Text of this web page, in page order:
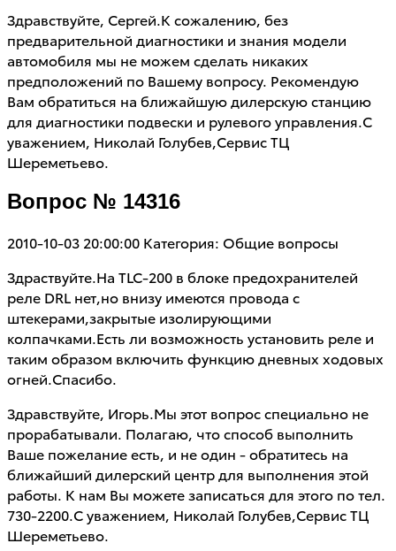
Здравствуйте, Сергей.К сожалению, без
предварительной диагностики и знания модели
автомобиля мы не можем сделать никаких
предположений по Вашему вопросу. Рекомендую
Вам обратиться на ближайшую дилерскую станцию
для диагностики подвески и рулевого управления.С
уважением, Николай Голубев,Сервис ТЦ
Шереметьево.
Вопрос № 14316
2010-10-03 20:00:00 Категория: Общие вопросы
Здраствуйте.На TLC-200 в блоке предохранителей
реле DRL нет,но внизу имеются провода с
штекерами,закрытые изолирующими
колпачками.Есть ли возможность установить реле и
таким образом включить функцию дневных ходовых
огней.Спасибо.
Здравствуйте, Игорь.Мы этот вопрос специально не
прорабатывали. Полагаю, что способ выполнить
Ваше пожелание есть, и не один - обратитесь на
ближайший дилерский центр для выполнения этой
работы. К нам Вы можете записаться для этого по тел.
730-2200.С уважением, Николай Голубев,Сервис ТЦ
Шереметьево.